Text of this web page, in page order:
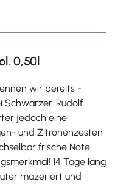
0,50l
wir bereits -
Schwarzer. Rudolf
jedoch eine
und Zitronenzesten
frische Note
14 Tage lang
mazeriert und